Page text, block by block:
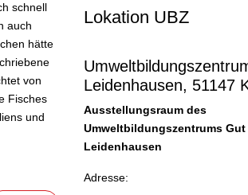
schnell
auch
hätte
von
Fisches
und
Lokation UBZ
Leidenhausen, 51147
Ausstellungsraum des
Umweltbildungszentrums Gut
Leidenhausen
Adresse: